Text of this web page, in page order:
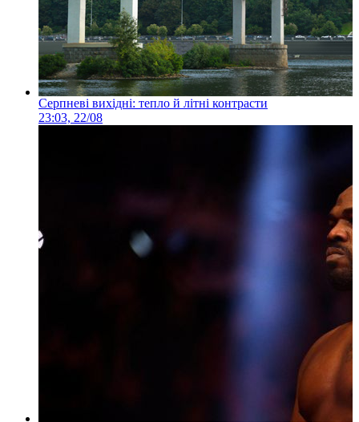
Серпневі вихідні: тепло й літні контрасти
23:03, 22/08